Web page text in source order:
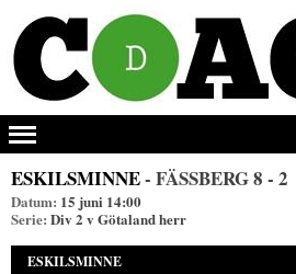
ESKILSMINNE- FÄSSBERG8 - 2
Datum: 15 juni 14:00
Serie: Div 2 v Götaland herr
ESKILSMINNE